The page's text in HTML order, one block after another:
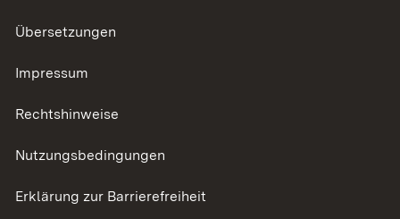
Übersetzungen
Impressum
Rechtshinweise
Nutzungsbedingungen
Erklärung zur Barrierefreiheit